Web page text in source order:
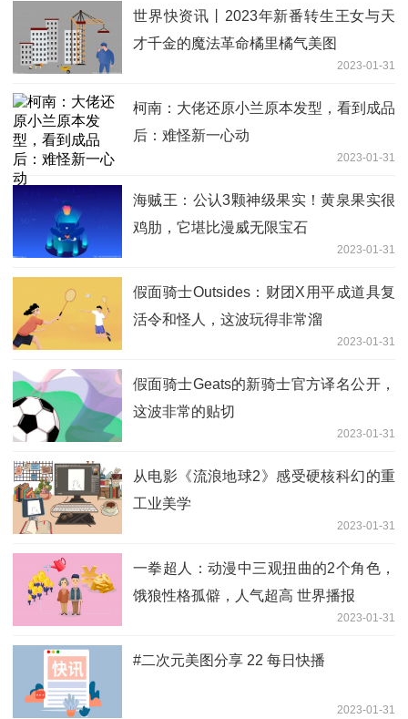
世界快资讯丨2023年新番转生王女与天
才千金的魔法革命橘里橘气美图
2023-01-31
柯南：大佬还原小兰原本发型，看到成品
后：难怪新一心动
2023-01-31
海贼王：公认3颗神级果实！黄泉果实很
鸡肋，它堪比漫威无限宝石
2023-01-31
假面骑士Outsides：财团X用平成道具复
活令和怪人，这波玩得非常溜
2023-01-31
假面骑士Geats的新骑士官方译名公开，
这波非常的贴切
2023-01-31
从电影《流浪地球2》感受硬核科幻的重
工业美学
2023-01-31
一拳超人：动漫中三观扭曲的2个角色，
饿狼性格孤僻，人气超高 世界播报
2023-01-31
#二次元美图分享 22 每日快播
2023-01-31